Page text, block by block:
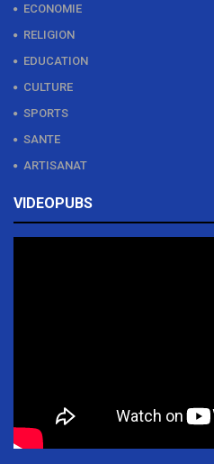
ECONOMIE
RELIGION
EDUCATION
CULTURE
SPORTS
SANTE
ARTISANAT
VIDEOPUBS